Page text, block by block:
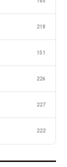
218
151
226
227
222